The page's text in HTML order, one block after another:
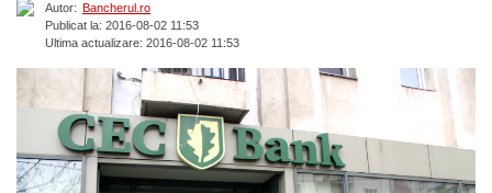
Autor: Bancherul.ro
Publicat la: 2016-08-02 11:53
Ultima actualizare: 2016-08-02 11:53